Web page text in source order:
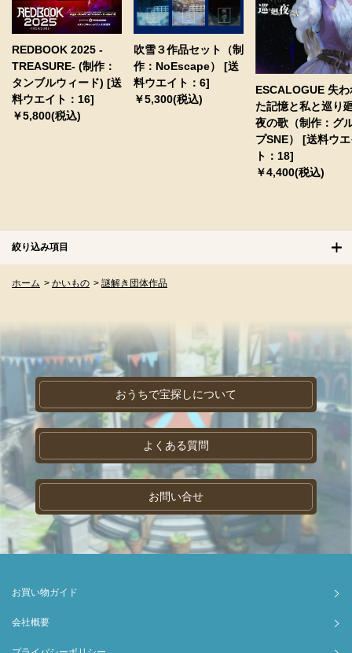
REDBOOK 2025 -
TREASURE- (制作：
タンブルウィード) [送
料ウエイト：16]
￥5,800(税込)
吹雪３作品セット（制
作：NoEscape） [送
料ウエイト：6]
￥5,300(税込)
ESCALOGUE 失わ
た記憶と私と巡り
夜の歌（制作：グ
プSNE） [送料ウ
ト：18]
￥4,400(税込)
絞り込み項目
ホーム > かいもの > 謎解き団体作品
おうちで宝探しについて
よくある質問
お問い合せ
お買い物ガイド
会社概要